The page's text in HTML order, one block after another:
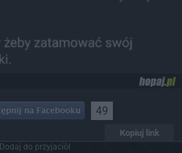
49
Kopiuj link
Dodaj do przyjaciół